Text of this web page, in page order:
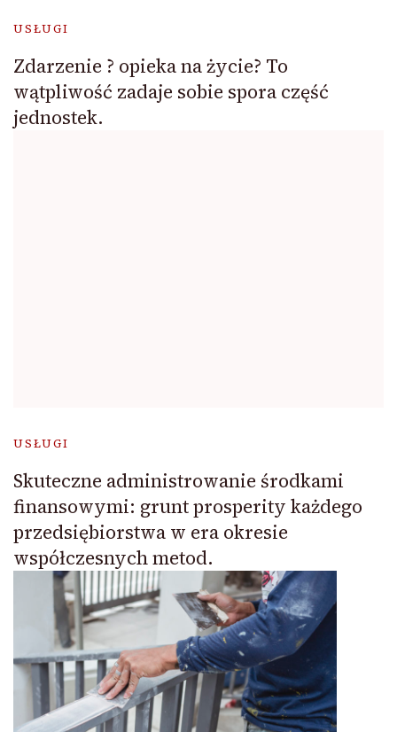
USŁUGI
Zdarzenie ? opieka na życie? To
wątpliwość zadaje sobie spora część
jednostek.
USŁUGI
Skuteczne administrowanie środkami
finansowymi: grunt prosperity każdego
przedsiębiorstwa w era okresie
współczesnych metod.